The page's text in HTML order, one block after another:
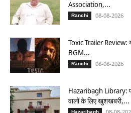
Association,...
Ranchi 08-08-2026
Toxic Trailer Review:
BGM...
Ranchi 08-08-2026
Hazaribagh Library:
वालों के लिए खुशखबरी,...
Hazaribagh